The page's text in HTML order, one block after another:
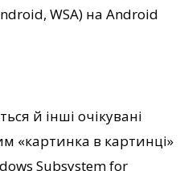
WSA) на Android
й інші очікувані
«картинка в картинці»
Subsystem for